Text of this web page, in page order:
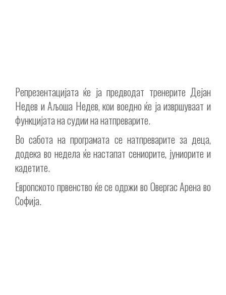
Репрезентацијата ќе ја предводат тренерите Дејан
Недев и Аљоша Недев, кои воедно ќе ја извршуваат и
функцијата на судии на натпреварите.
Во сабота на програмата се натпреварите за деца,
додека во недела ќе настапат сениорите, јуниорите и
кадетите.
Европското првенство ќе се одржи во Овергас Арена во
Софија.